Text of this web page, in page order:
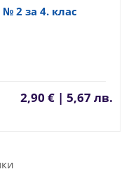
2 за 4. клас
2,90 € | 5,67 лв.